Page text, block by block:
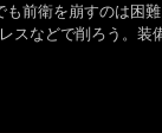
前衛を崩すのは困
スなどで削ろう。装